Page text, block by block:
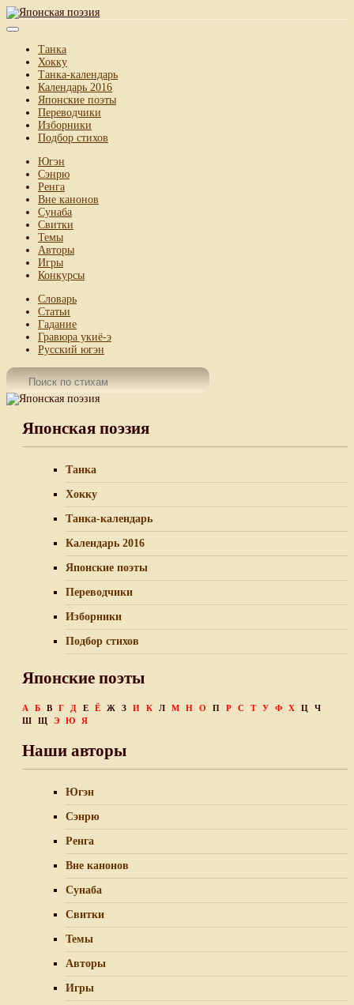
Танка
Хокку
Танка-календарь
Календарь 2016
Японские поэты
Переводчики
Изборники
Подбор стихов
Югэн
Сэнрю
Ренга
Вне канонов
Сунаба
Свитки
Темы
Авторы
Игры
Конкурсы
Словарь
Статьи
Гадание
Гравюра укиё-э
Русский югэн
Японская поэзия
Танка
Хокку
Танка-календарь
Календарь 2016
Японские поэты
Переводчики
Изборники
Подбор стихов
Японские поэты
А Б В Г Д Е Ё Ж З И К Л М Н О П Р С Т У Ф Х Ц
Ч
Ш
Щ Э Ю Я
Наши авторы
Югэн
Сэнрю
Ренга
Вне канонов
Сунаба
Свитки
Темы
Авторы
Игры